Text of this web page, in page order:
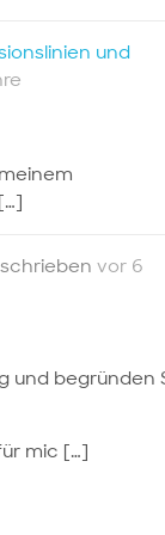
und
vor 6
und begründen
mic […]